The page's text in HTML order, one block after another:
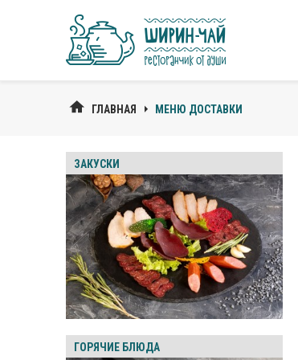
ГЛАВНАЯ МЕНЮ ДОСТАВКИ
ЗАКУСКИ
ГОРЯЧИЕ БЛЮДА